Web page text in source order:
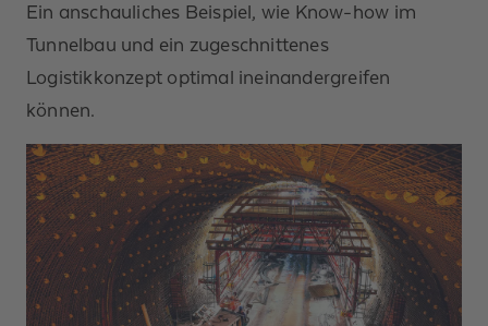
Ein anschauliches Beispiel, wie Know-how im
Tunnelbau und ein zugeschnittenes
Logistikkonzept optimal ineinandergreifen
können.